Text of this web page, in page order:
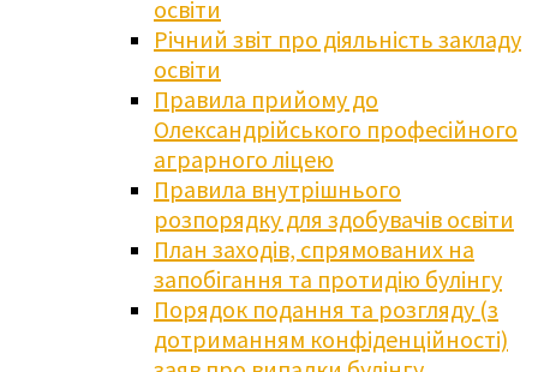
освіти
Річний звіт про діяльність закладу
освіти
Правила прийому до
Олександрійського професійного
аграрного ліцею
Правила внутрішнього
розпорядку для здобувачів освіти
План заходів, спрямованих на
запобігання та протидію булінгу
Порядок подання та розгляду (з
дотриманням конфіденційності)